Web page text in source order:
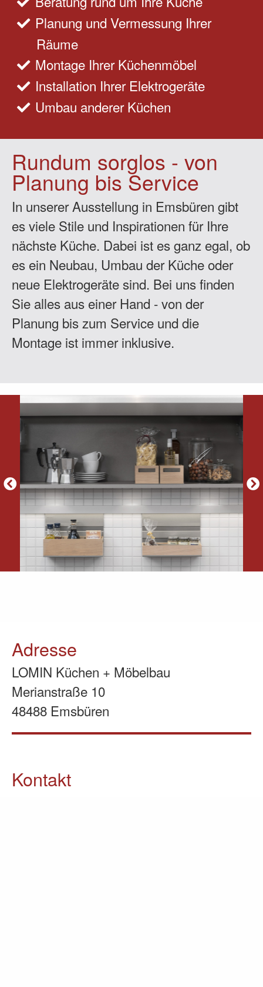
Planung und Vermessung Ihrer
Räume
Montage Ihrer Küchenmöbel
Installation Ihrer Elektrogeräte
Umbau anderer Küchen
Rundum sorglos - von
Planung bis Service
In unserer Ausstellung in Emsbüren gibt
es viele Stile und Inspirationen für Ihre
nächste Küche. Dabei ist es ganz egal, ob
es ein Neubau, Umbau der Küche oder
neue Elektrogeräte sind. Bei uns finden
Sie alles aus einer Hand - von der
Planung bis zum Service und die
Montage ist immer inklusive.
Adresse
LOMIN Küchen + Möbelbau
Merianstraße 10
48488 Emsbüren
Kontakt